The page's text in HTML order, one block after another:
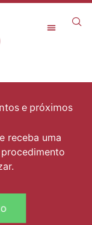
e próximos
receba uma